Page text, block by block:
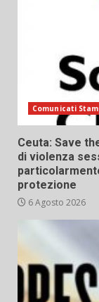
Comunicati
Ceuta: Save
di violenza
protezione
6 Agosto 2026